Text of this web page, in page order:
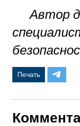
Автор
Печать